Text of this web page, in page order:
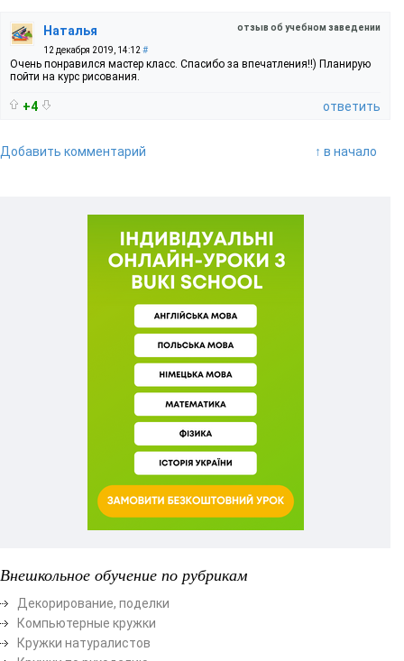
отзыв об учебном заведении
Наталья
12 декабря 2019, 14:12 #
Очень понравился мастер класс. Спасибо за впечатления!!) Планирую
пойти на курс рисования.
+4 ответить
Добавить комментарий ↑ в начало
Внешкольное обучение по рубрикам
Декорирование, поделки
Компьютерные кружки
Кружки натуралистов